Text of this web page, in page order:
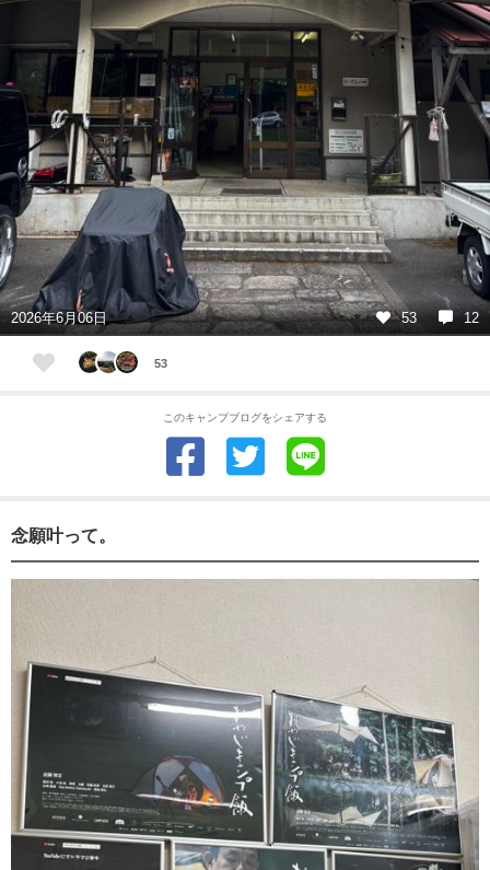
2026年6月06日 53 12
53
このキャンプブログをシェアする
念願叶って。